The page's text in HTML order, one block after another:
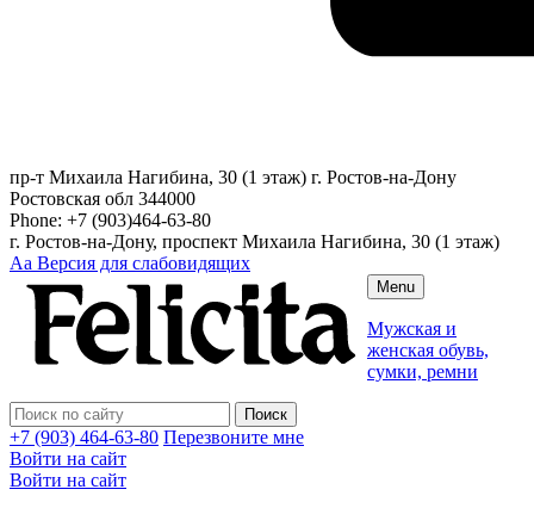
пр-т Михаила Нагибина, 30 (1 этаж) г. Ростов-на-Дону
Ростовская обл 344000
Phone: +7 (903)464-63-80
г. Ростов-на-Дону, проспект Михаила Нагибина, 30 (1 этаж)
Аа Версия для слабовидящих
Menu
Мужская и
женская обувь,
сумки, ремни
+7 (903) 464-63-80 Перезвоните мне
Войти на сайт
Войти на сайт